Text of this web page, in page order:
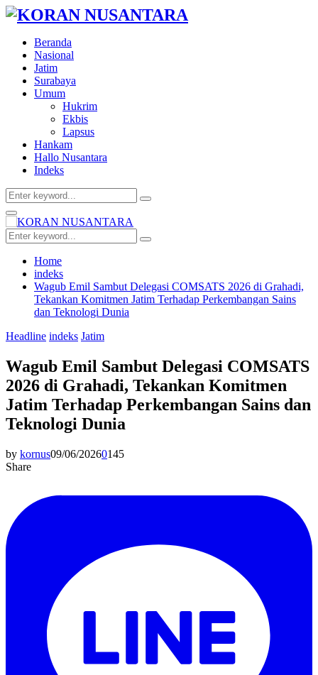
Beranda
Nasional
Jatim
Surabaya
Umum
Hukrim
Ekbis
Lapsus
Hankam
Hallo Nusantara
Indeks
Search
for:
Search
Facebook
Twitter
Youtube
Primary
Menu
Search
for:
Search
Home
indeks
Wagub Emil Sambut Delegasi COMSATS 2026 di Grahadi,
Tekankan Komitmen Jatim Terhadap Perkembangan Sains
dan Teknologi Dunia
Headline indeks Jatim
Wagub Emil Sambut Delegasi COMSATS
2026 di Grahadi, Tekankan Komitmen
Jatim Terhadap Perkembangan Sains dan
Teknologi Dunia
by kornus09/06/20260145
Share